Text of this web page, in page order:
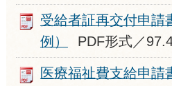
受給者証再交付申請
例）
PDF形式／
医療福祉費支給申請